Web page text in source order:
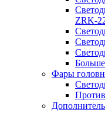
ZRK-
Больше
Фары